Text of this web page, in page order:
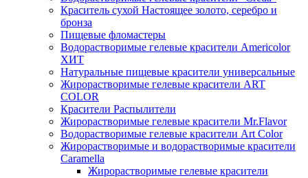
Краситель сухой Настоящее золото, серебро и
бронза
Пищевые фломастеры
Водорастворимые гелевые красители Americolor
ХИТ
Натуральные пищевые красители универсальные
Жирорастворимые гелевые красители ART
COLOR
Красители Распылители
Жирорастворимые гелевые красители Mr.Flavor
Водорастворимые гелевые красители Art Color
Жирорастворимые и водорастворимые красители
Caramella
Жирорастворимые гелевые красители